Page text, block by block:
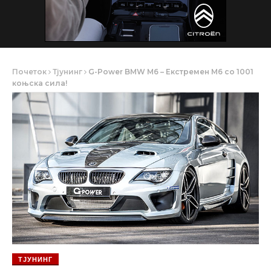
Почеток Тјунинг
G-Power BMW M6 – Екстремен M6 со 1001
коњска сила!
ТЈУНИНГ